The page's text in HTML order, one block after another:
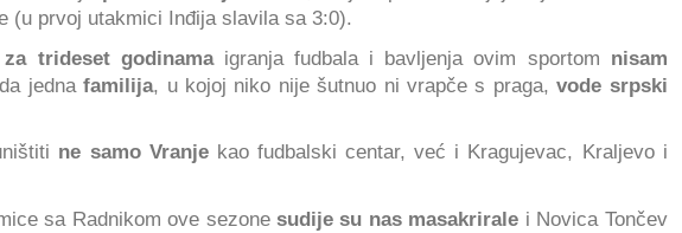
(u prvoj utakmici Inđija slavila sa 3:0).
za trideset godinamaigranja fudbala i bavljenja ovim sportom nisam
jednafamilija, u kojoj niko nije šutnuo ni vrapče s praga,vode srpski
ne samo Vranjekao fudbalski centar, već i Kragujevac, Kraljevo i
sa Radnikom ove sezonesudije su nas masakrirale i Novica Tončev